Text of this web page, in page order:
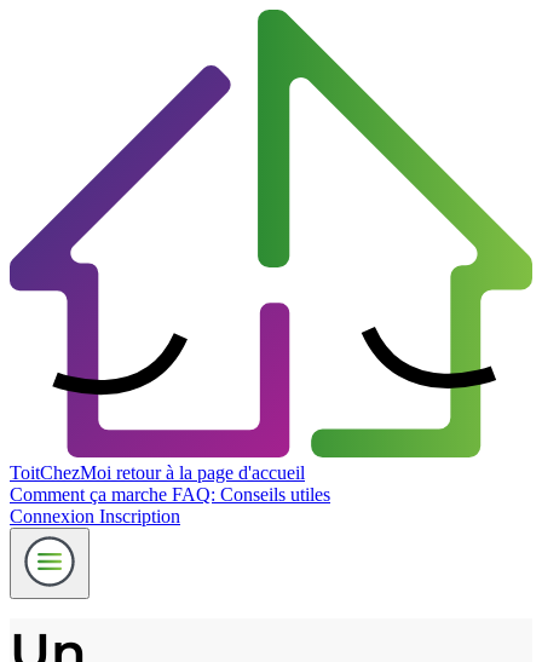
ToitChezMoi retour à la page d'accueil
Comment ça marche FAQ: Conseils utiles
Connexion Inscription